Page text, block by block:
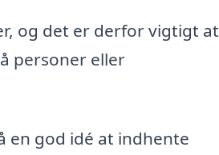
og det er derfor vigtigt at
personer eller
en god idé at indhente